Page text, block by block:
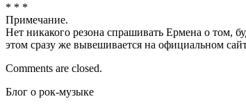
* * *
Примечание.
Нет никакого резона спрашивать Ермена о том,
этом сразу же вывешивается на официальном
Comments are closed.
Блог о рок-музыке